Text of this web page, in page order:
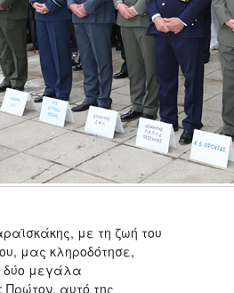
με τη ζωή του
μας κληροδότησε,
μεγάλα
αυτό της